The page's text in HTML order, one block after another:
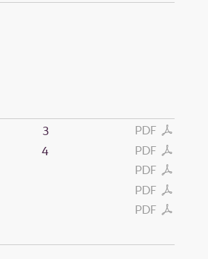
PDF
3
PDF
4
PDF
PDF
PDF